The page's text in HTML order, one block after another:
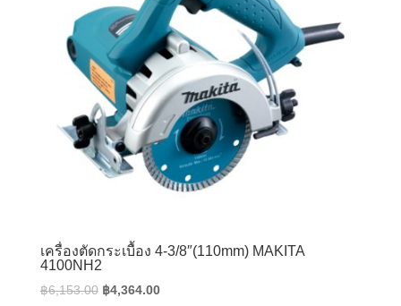
เครื่องตัดกระเบื้อง 4-3/8″(110mm) MAKITA
4100NH2
฿6,153.00 Original
฿4,364.00Current